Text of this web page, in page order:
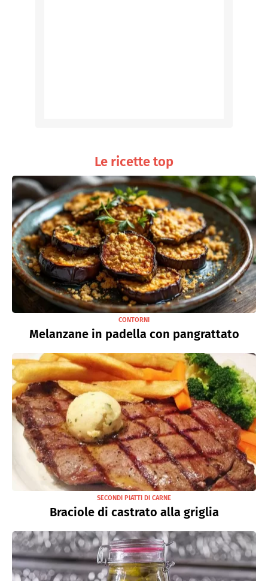
Le ricette top
CONTORNI
Melanzane in padella con pangrattato
SECONDI PIATTI DI CARNE
Braciole di castrato alla griglia